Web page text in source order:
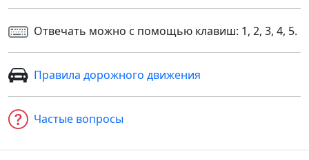
Отвечать можно с помощью клавиш: 1, 2, 3, 4, 5.
Правила дорожного движения
Частые вопросы